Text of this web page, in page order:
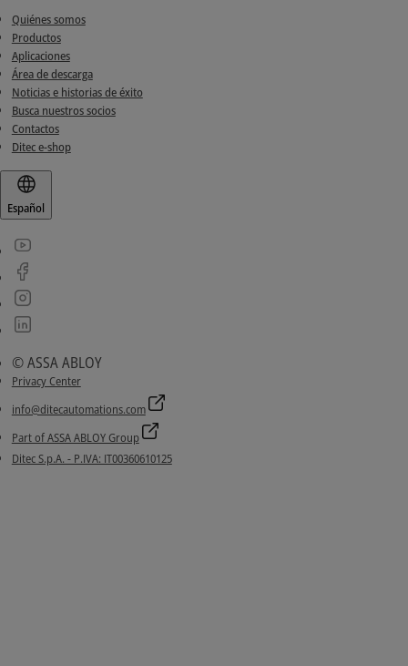
Quiénes somos
Productos
Aplicaciones
Área de descarga
Noticias e historias de éxito
Busca nuestros socios
Contactos
Ditec e-shop
Español
© ASSA ABLOY
Privacy Center
info@ditecautomations.com
Part of ASSA ABLOY Group
Ditec S.p.A. - P.IVA: IT00360610125